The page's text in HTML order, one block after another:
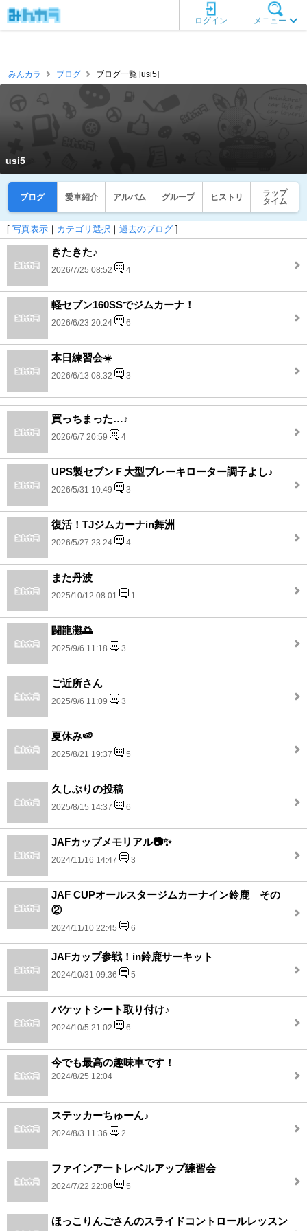
メニュー
ログイン
みんカラ ブログ ブログ一覧 [usi5]
usi5
ブログ 愛車紹介 アルバム グループ ヒストリ
ラップ
タイム
[ 写真表示 ｜ カテゴリ選択 ｜ 過去のブログ ]
きたきた♪
2026/7/25 08:52 4
軽セブン160SSでジムカーナ！
2026/6/23 20:24 6
本日練習会☀️
2026/6/13 08:32 3
買っちまった…♪
2026/6/7 20:59 4
UPS製セブンＦ大型ブレーキローター調子よし♪
2026/5/31 10:49 3
復活！TJジムカーナin舞洲
2026/5/27 23:24 4
また丹波
2025/10/12 08:01 1
闘龍灘🌅
2025/9/6 11:18 3
ご近所さん
2025/9/6 11:09 3
夏休み🍉
2025/8/21 19:37 5
久しぶりの投稿
2025/8/15 14:37 6
JAFカップメモリアル📷✨
2024/11/16 14:47 3
JAF CUPオールスタージムカーナイン鈴鹿 その
②
2024/11/10 22:45 6
JAFカップ参戦！in鈴鹿サーキット
2024/10/31 09:36 5
バケットシート取り付け♪
2024/10/5 21:02 6
今でも最高の趣味車です！
2024/8/25 12:04
ステッカーちゅーん♪
2024/8/3 11:36 2
ファインアートレベルアップ練習会
2024/7/22 22:08 5
ほっこりんごさんのスライドコントロールレッスン